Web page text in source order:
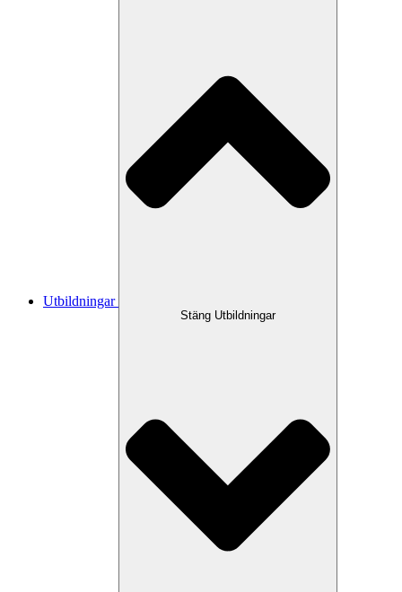
Utbildningar
Stäng Utbildningar